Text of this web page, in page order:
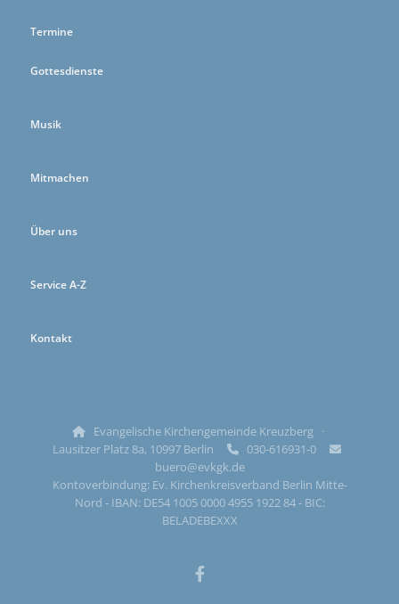
Termine
Gottesdienste
Musik
Mitmachen
Über uns
Service A-Z
Kontakt

Evangelische Kirchengemeinde Kreuzberg ·
Lausitzer Platz 8a, 10997 Berlin
 030-616931-0 
buero@evkgk.de
Kontoverbindung: Ev. Kirchenkreisverband Berlin Mitte-
Nord - IBAN: DE54 1005 0000 4955 1922 84 - BIC:
BELADEBEXXX